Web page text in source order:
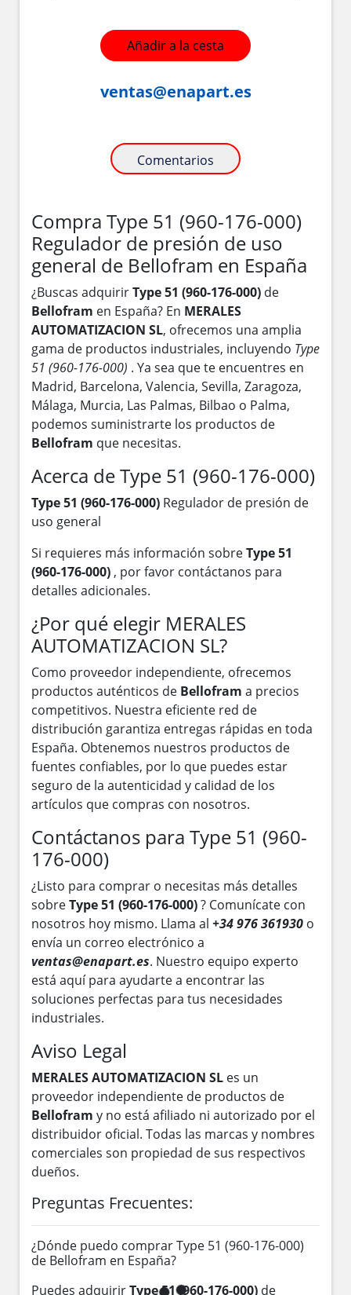
Añadir a la cesta
ventas@enapart.es
Comentarios
Compra Type 51 (960-176-000)
Regulador de presión de uso
general de Bellofram en España
¿Buscas adquirirType 51 (960-176-000) de
Bellofram en España? En MERALES
AUTOMATIZACION SL, ofrecemos una amplia
gama de productos industriales, incluyendo Type
51 (960-176-000) . Ya sea que te encuentres en
Madrid, Barcelona, Valencia, Sevilla, Zaragoza,
Málaga, Murcia, Las Palmas, Bilbao o Palma,
podemos suministrarte los productos de
Bellofram que necesitas.
Acerca de Type 51 (960-176-000)
Type 51 (960-176-000) Regulador de presión de
uso general
Si requieres más información sobreType 51
(960-176-000) , por favor contáctanos para
detalles adicionales.
¿Por qué elegir MERALES
AUTOMATIZACION SL?
Como proveedor independiente, ofrecemos
productos auténticos de Bellofram a precios
competitivos. Nuestra eficiente red de
distribución garantiza entregas rápidas en toda
España. Obtenemos nuestros productos de
fuentes confiables, por lo que puedes estar
seguro de la autenticidad y calidad de los
artículos que compras con nosotros.
Contáctanos para Type 51 (960-
176-000)
¿Listo para comprar o necesitas más detalles
sobreType 51 (960-176-000)? Comunícate con
nosotros hoy mismo. Llama al +34 976 361930 o
envía un correo electrónico a
ventas@enapart.es. Nuestro equipo experto
está aquí para ayudarte a encontrar las
soluciones perfectas para tus necesidades
industriales.
Aviso Legal
MERALES AUTOMATIZACION SL es un
proveedor independiente de productos de
Bellofram y no está afiliado ni autorizado por el
distribuidor oficial. Todas las marcas y nombres
comerciales son propiedad de sus respectivos
dueños.
Preguntas Frecuentes:
¿Dónde puedo comprar Type 51 (960-176-000)
de Bellofram en España?
Puedes adquirirType 51 (960-176-000) de